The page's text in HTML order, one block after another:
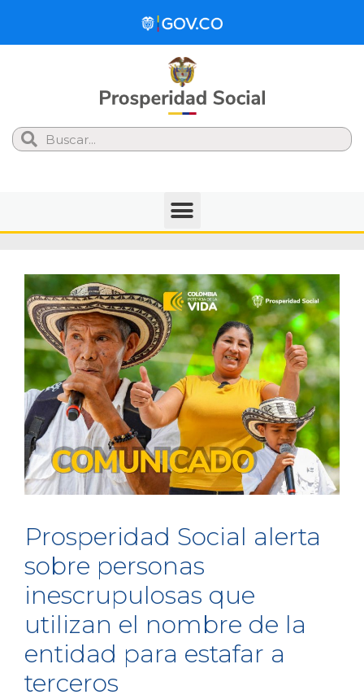
Search
Prosperidad Social alerta
sobre personas
inescrupulosas que
utilizan el nombre de la
entidad para estafar a
terceros